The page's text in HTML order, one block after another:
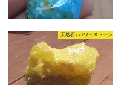
天然石 / パワーストーン